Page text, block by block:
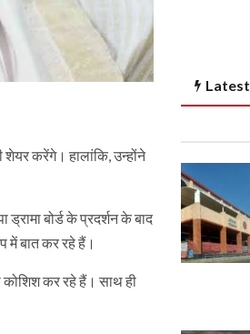
शेयर करेंगे। हालांकि, उन्होंने
बोर्ड के प्रदर्शन के बाद
में बात कर रहे हैं।
कोशिश कर रहे हैं। साथ ही
Latest